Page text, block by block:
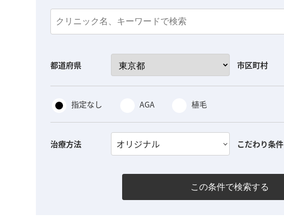
都道府県 市区町村
指定なし AGA 植毛
治療方法 オリジナル こだわり条件
この条件で検索する